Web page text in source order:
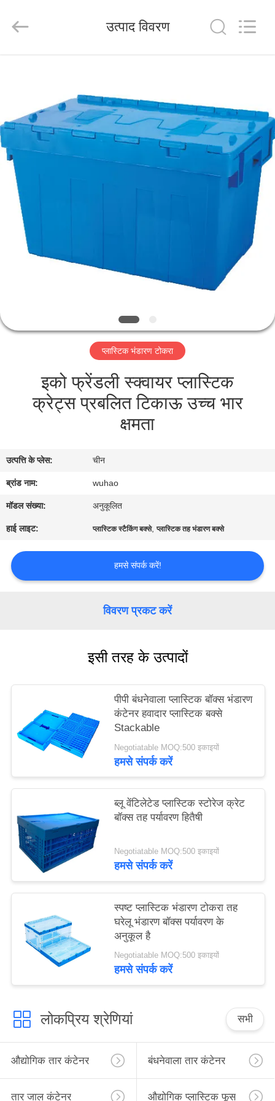
हमारे
बारे
कारखाना
भ्रमण
विनती
करे
साइटमैप
PRIVACY
POLICY
Trade
Rights
उत्पाद विवरण
प्लास्टिक भंडारण टोकरा
इको फ्रेंडली स्क्वायर प्लास्टिक
क्रेट्स प्रबलित टिकाऊ उच्च भार
क्षमता
उत्पत्ति के प्लेस: चीन
ब्रांड नाम: wuhao
मॉडल संख्या: अनुकूलित
हाई लाइट: प्लास्टिक स्टैकिंग बक्से,प्लास्टिक तह भंडारण बक्से
हमसे संपर्क करें!
विवरण प्रकट करें
इसी तरह के उत्पादों
पीपी बंधनेवाला प्लास्टिक बॉक्स भंडारण
कंटेनर हवादार प्लास्टिक बक्से
Stackable
Negotiatable MOQ:500 इकाइयों
हमसे संपर्क करें
ब्लू वेंटिलेटेड प्लास्टिक स्टोरेज क्रेट
बॉक्स तह पर्यावरण हितैषी
Negotiatable MOQ:500 इकाइयों
हमसे संपर्क करें
स्पष्ट प्लास्टिक भंडारण टोकरा तह
घरेलू भंडारण बॉक्स पर्यावरण के
अनुकूल है
Negotiatable MOQ:500 इकाइयों
हमसे संपर्क करें
लोकप्रिय श्रेणियां सभी
औद्योगिक तार कंटेनर बंधनेवाला तार कंटेनर
तार जाल कंटेनर औद्योगिक प्लास्टिक फूस